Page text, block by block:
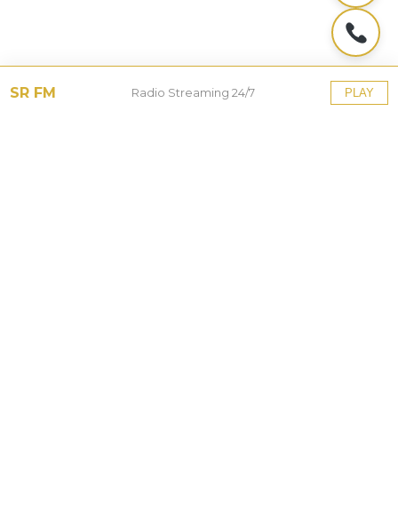
SR FM Radio Streaming 24/7 PLAY